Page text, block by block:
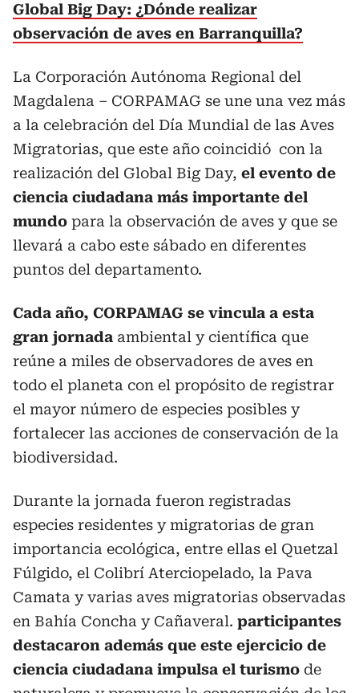
Global Big Day: ¿Dónde realizar
observación de aves en Barranquilla?
La Corporación Autónoma Regional del
Magdalena – CORPAMAG se une una vez más
a la celebración del Día Mundial de las Aves
Migratorias, que este año coincidió con la
realización del Global Big Day, el evento de
ciencia ciudadana más importante del
mundo para la observación de aves y que se
llevará a cabo este sábado en diferentes
puntos del departamento.
Cada año, CORPAMAG se vincula a esta
gran jornada ambiental y científica que
reúne a miles de observadores de aves en
todo el planeta con el propósito de registrar
el mayor número de especies posibles y
fortalecer las acciones de conservación de la
biodiversidad.
Durante la jornada fueron registradas
especies residentes y migratorias de gran
importancia ecológica, entre ellas el Quetzal
Fúlgido, el Colibrí Aterciopelado, la Pava
Camata y varias aves migratorias observadas
en Bahía Concha y Cañaveral. participantes
destacaron además que este ejercicio de
ciencia ciudadana impulsa el turismo de